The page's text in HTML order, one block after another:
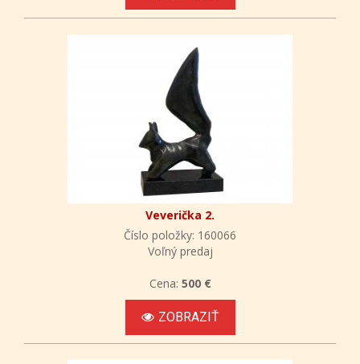
Veverička 2.
Číslo položky: 160066
Voľný predaj
Cena: 500 €
ZOBRAZIŤ